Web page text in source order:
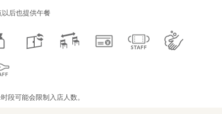
以后也提供午餐
段可能会限制入店人数。